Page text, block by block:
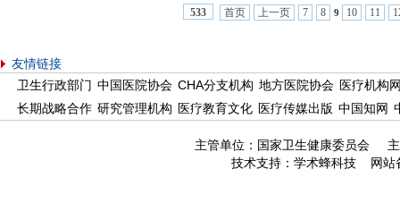
533 首页 上一页 7 8 9 10 11
友情链接
卫生行政部门 中国医院协会 CHA分支机构 地方医院协会 医疗机构
长期战略合作 研究管理机构 医疗教育文化 医疗传媒出版 中国知网
主管单位：国家卫生健康委员会
技术支持：学术蜂科技 网站